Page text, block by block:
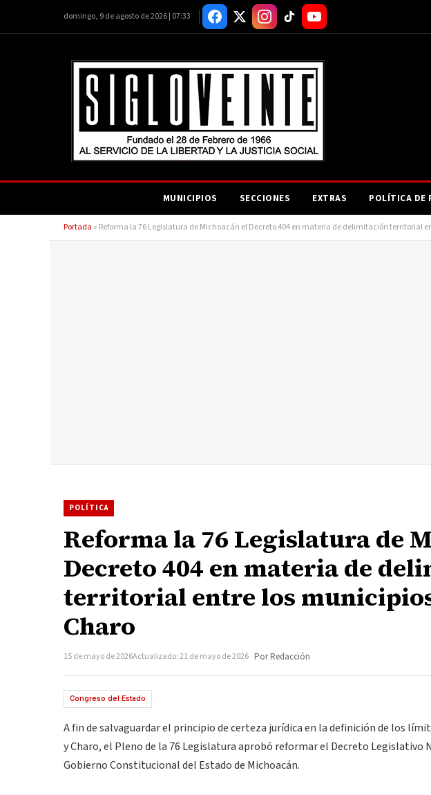
domingo, 9 de agosto de 2026 | 07:33
MUNICIPIOS SECCIONES EXTRAS POLÍTICA DE
Portada » Reforma la 76 Legislatura de Michoacán el Decreto 404 en materia de delimitación territorial
POLÍTICA
Reforma la 76 Legislatura de
Decreto 404 en materia de
territorial entre los
Charo
15 de mayo de 2026Actualizado: 21 de mayo de 2026 Por Redacción
Congreso del Estado
A fin de salvaguardar el principio de certeza jurídica en la definición de los
y Charo, el Pleno de la 76 Legislatura aprobó reformar el Decreto Legislativo
Gobierno Constitucional del Estado de Michoacán.